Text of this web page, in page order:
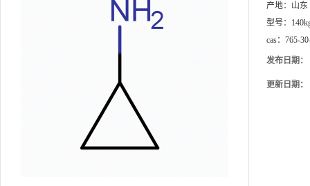
产地： 山东
型号：
cas： 765-
发布日期：
更新日期：